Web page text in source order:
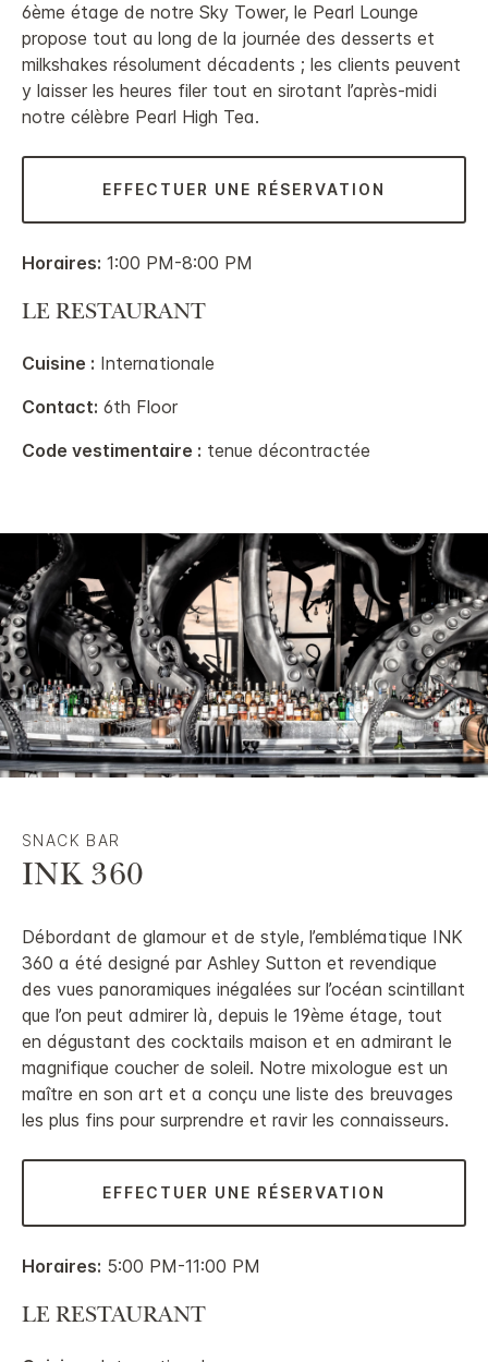
6ème étage de notre Sky Tower, le Pearl Lounge
propose tout au long de la journée des desserts et
milkshakes résolument décadents ; les clients peuvent
y laisser les heures filer tout en sirotant l’après-midi
notre célèbre Pearl High Tea.
EFFECTUER UNE RÉSERVATION
Horaires: 1:00 PM-8:00 PM
LE RESTAURANT
Cuisine : Internationale
Contact: 6th Floor
Code vestimentaire : tenue décontractée
SNACK BAR
INK 360
Débordant de glamour et de style, l’emblématique INK
360 a été designé par Ashley Sutton et revendique
des vues panoramiques inégalées sur l’océan scintillant
que l’on peut admirer là, depuis le 19ème étage, tout
en dégustant des cocktails maison et en admirant le
magnifique coucher de soleil. Notre mixologue est un
maître en son art et a conçu une liste des breuvages
les plus fins pour surprendre et ravir les connaisseurs.
EFFECTUER UNE RÉSERVATION
Horaires: 5:00 PM-11:00 PM
LE RESTAURANT